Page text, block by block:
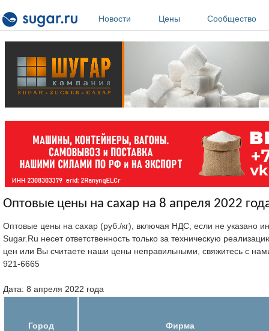
Новости
Цены Сообщество
Оптовые цены на сахар на 8 апреля 2022
Оптовые цены на сахар (руб./кг), включая НДС, если не указано
Sugar.Ru несет ответственность только за техническую
цен или Вы считаете наши цены неправильными, свяжитесь с
921-6665
Дата: 8 апреля 2022 года
Город Фирма